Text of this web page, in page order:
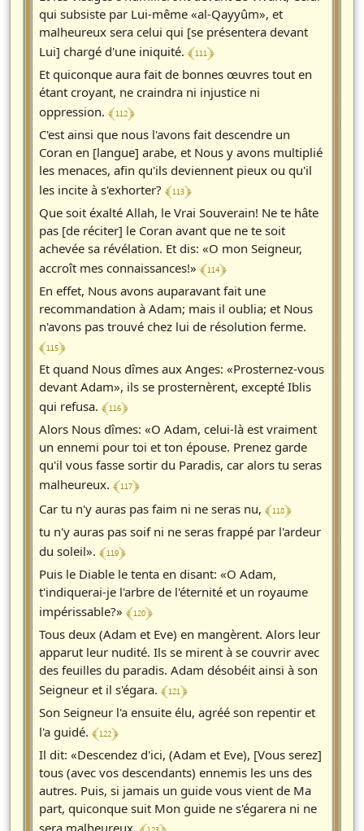
qui subsiste par Lui-même «al-Qayyûm», et
malheureux sera celui qui [se présentera devant
Lui] chargé d'une iniquité. ﴾ 111 ﴿
Et quiconque aura fait de bonnes œuvres tout en
étant croyant, ne craindra ni injustice ni
oppression. ﴾ 112 ﴿
C'est ainsi que nous l'avons fait descendre un
Coran en [langue] arabe, et Nous y avons multiplié
les menaces, afin qu'ils deviennent pieux ou qu'il
les incite à s'exhorter? ﴾ 113 ﴿
Que soit éxalté Allah, le Vrai Souverain! Ne te hâte
pas [de réciter] le Coran avant que ne te soit
achevée sa révélation. Et dis: «O mon Seigneur,
accroît mes connaissances!» ﴾ 114 ﴿
En effet, Nous avons auparavant fait une
recommandation à Adam; mais il oublia; et Nous
n'avons pas trouvé chez lui de résolution ferme.
﴾ 115 ﴿
Et quand Nous dîmes aux Anges: «Prosternez-vous
devant Adam», ils se prosternèrent, excepté Iblis
qui refusa. ﴾ 116 ﴿
Alors Nous dîmes: «O Adam, celui-là est vraiment
un ennemi pour toi et ton épouse. Prenez garde
qu'il vous fasse sortir du Paradis, car alors tu seras
malheureux. ﴾ 117 ﴿
Car tu n'y auras pas faim ni ne seras nu, ﴾ 118 ﴿
tu n'y auras pas soif ni ne seras frappé par l'ardeur
du soleil». ﴾ 119 ﴿
Puis le Diable le tenta en disant: «O Adam,
t'indiquerai-je l'arbre de l'éternité et un royaume
impérissable?» ﴾ 120 ﴿
Tous deux (Adam et Eve) en mangèrent. Alors leur
apparut leur nudité. Ils se mirent à se couvrir avec
des feuilles du paradis. Adam désobéit ainsi à son
Seigneur et il s'égara. ﴾ 121 ﴿
Son Seigneur l'a ensuite élu, agréé son repentir et
l'a guidé. ﴾ 122 ﴿
Il dit: «Descendez d'ici, (Adam et Eve), [Vous serez]
tous (avec vos descendants) ennemis les uns des
autres. Puis, si jamais un guide vous vient de Ma
part, quiconque suit Mon guide ne s'égarera ni ne